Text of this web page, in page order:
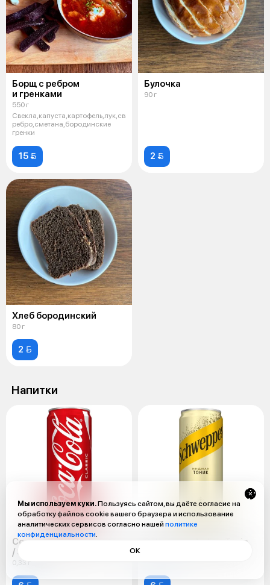
Борщ с ребром
и гренками
550 г
Свекла,капуста,картофель,лук,свиное
ребро,сметана,бородинские
гренки
15 
Булочка
90 г
2 
Хлеб бородинский
80 г
2 
Напитки
Coca-cola / Zero / Fanta
/ Sprite /
0,33 г
Schweppes Indian Tonic
Мы используем куки.Пользуясь сайтом, вы даёте согласие на
обработку файлов cookie вашего браузера и использование
аналитических сервисов согласно нашей политике
конфиденциальности.
ОК